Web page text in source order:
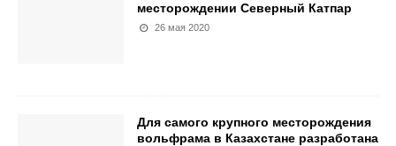
месторождении Северный Катпар
26 мая 2020
Для самого крупного месторождения
вольфрама в Казахстане разработана